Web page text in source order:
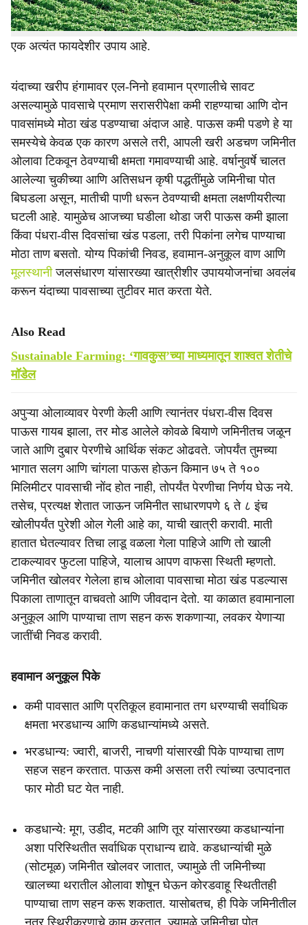
भरडधान्य आणि कडधान्यांमध्ये आहे.सोयाबीन, भुईमूग, उडीद, मूग
यांसारख्या पिकांसाठी ट्रॅक्टरचलित बीबीएफ यंत्राने पेरणी करणे हा
एक अत्यंत फायदेशीर उपाय आहे.
यंदाच्या खरीप हंगामावर एल-निनो हवामान प्रणालीचे सावट
असल्यामुळे पावसाचे प्रमाण सरासरीपेक्षा कमी राहण्याचा आणि दोन
पावसांमध्ये मोठा खंड पडण्याचा अंदाज आहे. पाऊस कमी पडणे हे या
समस्येचे केवळ एक कारण असले तरी, आपली खरी अडचण जमिनीत
ओलावा टिकवून ठेवण्याची क्षमता गमावण्याची आहे. वर्षानुवर्षे चालत
आलेल्या चुकीच्या आणि अतिसधन कृषी पद्धतींमुळे जमिनीचा पोत
बिघडला असून, मातीची पाणी धरून ठेवण्याची क्षमता लक्षणीयरीत्या
घटली आहे. यामुळेच आजच्या घडीला थोडा जरी पाऊस कमी झाला
किंवा पंधरा-वीस दिवसांचा खंड पडला, तरी पिकांना लगेच पाण्याचा
मोठा ताण बसतो. योग्य पिकांची निवड, हवामान-अनुकूल वाण आणि
मूलस्थानीजलसंधारण यांसारख्या खात्रीशीर उपाययोजनांचा अवलंब
करून यंदाच्या पावसाच्या तुटीवर मात करता येते.
Also Read
Sustainable Farming: ‘गावकुस’च्या माध्यमातून शाश्‍वत शेतीचे
मॉडेल
अपुऱ्या ओलाव्यावर पेरणी केली आणि त्यानंतर पंधरा-वीस दिवस
पाऊस गायब झाला, तर मोड आलेले कोवळे बियाणे जमिनीतच जळून
जाते आणि दुबार पेरणीचे आर्थिक संकट ओढवते. जोपर्यंत तुमच्या
भागात सलग आणि चांगला पाऊस होऊन किमान ७५ ते १००
मिलिमीटर पावसाची नोंद होत नाही, तोपर्यंत पेरणीचा निर्णय घेऊ नये.
तसेच, प्रत्यक्ष शेतात जाऊन जमिनीत साधारणपणे ६ ते ८ इंच
खोलीपर्यंत पुरेशी ओल गेली आहे का, याची खात्री करावी. माती
हातात घेतल्यावर तिचा लाडू वळला गेला पाहिजे आणि तो खाली
टाकल्यावर फुटला पाहिजे, यालाच आपण वाफसा स्थिती म्हणतो.
जमिनीत खोलवर गेलेला हाच ओलावा पावसाचा मोठा खंड पडल्यास
पिकाला ताणातून वाचवतो आणि जीवदान देतो. या काळात हवामानाला
अनुकूल आणि पाण्याचा ताण सहन करू शकणाऱ्या, लवकर येणाऱ्या
जातींची निवड करावी.
हवामान अनुकूल पिके
कमी पावसात आणि प्रतिकूल हवामानात तग धरण्याची सर्वाधिक
क्षमता भरडधान्य आणि कडधान्यांमध्ये असते.
भरडधान्य: ज्वारी, बाजरी, नाचणी यांसारखी पिके पाण्याचा ताण
सहज सहन करतात. पाऊस कमी असला तरी त्यांच्या उत्पादनात
फार मोठी घट येत नाही.
कडधान्ये: मूग, उडीद, मटकी आणि तूर यांसारख्या कडधान्यांना
अशा परिस्थितीत सर्वाधिक प्राधान्य द्यावे. कडधान्यांची मुळे
(सोटमूळ) जमिनीत खोलवर जातात, ज्यामुळे ती जमिनीच्या
खालच्या थरातील ओलावा शोषून घेऊन कोरडवाहू स्थितीतही
पाण्याचा ताण सहन करू शकतात. यासोबतच, ही पिके जमिनीतील
नत्र स्थिरीकरणाचे काम करतात, ज्यामुळे जमिनीचा पोत